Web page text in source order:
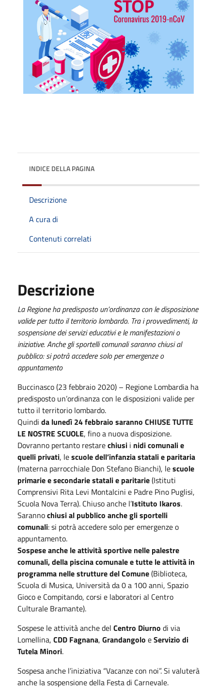
INDICE DELLA PAGINA
Descrizione
A cura di
Contenuti correlati
Descrizione
La Regione ha predisposto un’ordinanza con le disposizione
valide per tutto il territorio lombardo. Tra i provvedimenti, la
sospensione dei servizi educativi e le manifestazioni o
iniziative. Anche gli sportelli comunali saranno chiusi al
pubblico: si potrà accedere solo per emergenze o
appuntamento
Buccinasco (23 febbraio 2020) – Regione Lombardia ha
predisposto un’ordinanza con le disposizioni valide per
tutto il territorio lombardo.
Quindi da lunedì 24 febbraio saranno CHIUSE TUTTE
LE NOSTRE SCUOLE, fino a nuova disposizione.
Dovranno pertanto restarechiusi i nidi comunali e
quelli privati, lescuole dell’infanzia statali e paritaria
(materna parrocchiale Don Stefano Bianchi), lescuole
primarie e secondarie statali e paritarie(Istituti
Comprensivi Rita Levi Montalcini e Padre Pino Puglisi,
Scuola Nova Terra). Chiuso anche l’Istituto Ikaros.
Sarannochiusi al pubblico anche gli sportelli
comunali: si potrà accedere solo per emergenze o
appuntamento.
Sospese anche le attività sportive nelle palestre
comunali, della piscina comunale e tutte le attività in
programma nelle strutture del Comune(Biblioteca,
Scuola di Musica, Università da 0 a 100 anni, Spazio
Gioco e Compitando, corsi e laboratori al Centro
Culturale Bramante).
Sospese le attività anche del Centro Diurno di via
Lomellina, CDD Fagnana, Grandangolo eServizio di
Tutela Minori.
Sospesa anche l’iniziativa “Vacanze con noi”. Si valuterà
anche la sospensione della Festa di Carnevale.